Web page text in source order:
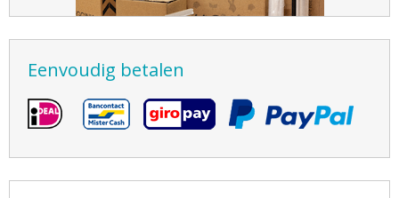
Eenvoudig betalen